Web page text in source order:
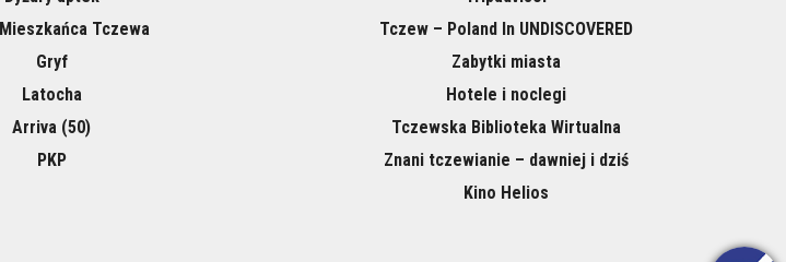
Tczewa
Gryf
Latocha
Arriva (50)
PKP
Tczew – Poland In UNDISCOVERED
Zabytki miasta
Hotele i noclegi
Tczewska Biblioteka Wirtualna
Znani tczewianie – dawniej i dziś
Kino Helios